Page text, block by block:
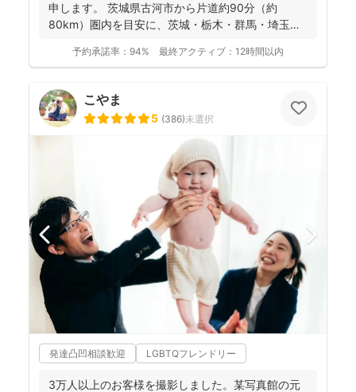
申します。 茨城県古河市から片道約90分（約
80km）圏内を目安に、茨城・栃木・群馬・埼玉
予約承諾率： 94% 最終アクティブ： 12時間以内
こやま
5 (386)未選択
発達凸凹相談歓迎 LGBTQフレンドリー
3万人以上のお客様を撮影しました。某写真館の元